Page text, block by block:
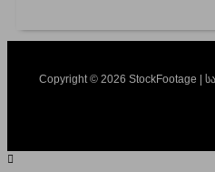
Copyright © 2026 StockFootage |